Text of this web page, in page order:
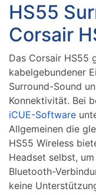
HS55
Corsair
Das Corsair HS55
kabelgebundener
Surround-Sound
Konnektivität. Bei
iCUE-Software
Allgemeinen die
HS55 Wireless
Headset selbst,
Bluetooth-
keine